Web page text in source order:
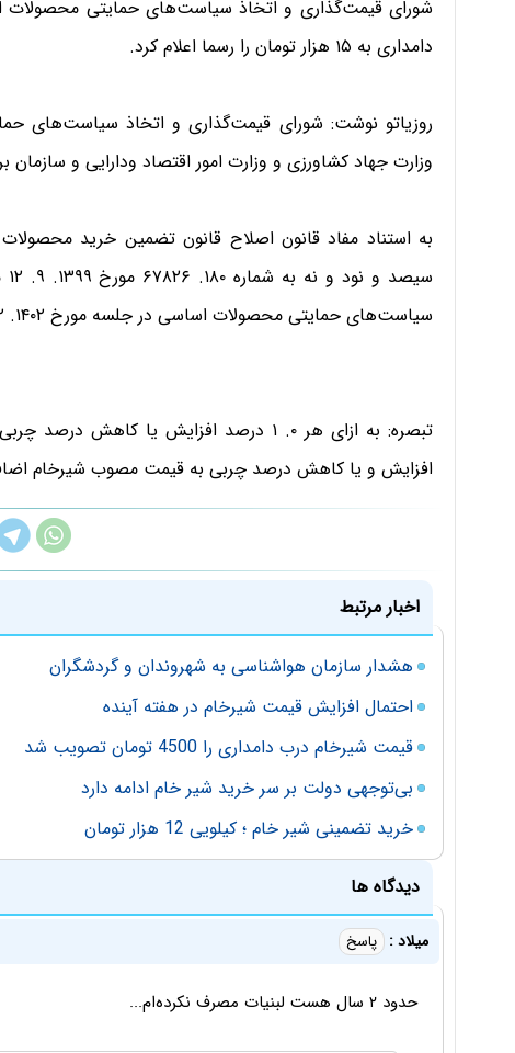
شورای قیمت‌گذاری و اتخاذ سیاست‌های حمایتی
دامداری به ۱۵ هزار تومان را رسما اعلام کرد.
روزیاتو نوشت: شورای قیمت‌گذاری و اتخاذ سیاست‌های
وزارت جهاد کشاورزی و وزارت امور اقتصاد ودارایی و سازمان
به استناد مفاد قانون اصلاح قانون تضمین خرید
سیاست‌های حمایتی محصولات اساسی در جلسه مورخ ۱۴۰۲. ۰۲. ۱۷ تصویب کرد:
افزایش و یا کاهش درصد چربی به قیمت مصوب شیرخام
اخبار مرتبط
هشدار سازمان هواشناسی به شهروندان و گردشگران
احتمال افزایش قیمت شیرخام در هفته آینده
قیمت شیرخام درب دامداری را 4500 تومان تصویب شد
بی‌توجهی دولت بر سر خرید شیر خام ادامه دارد
خرید تضمینی شیر خام ؛ کیلویی 12 هزار تومان
دیدگاه ها
میلاد : پاسخ
حدود ۲ سال هست لبنیات مصرف نکرده‌ام...